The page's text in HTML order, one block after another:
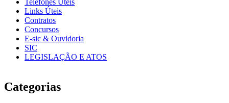
Telefones Úteis
Links Úteis
Contratos
Concursos
E-sic & Ouvidoria
SIC
LEGISLAÇÃO E ATOS
Categorias